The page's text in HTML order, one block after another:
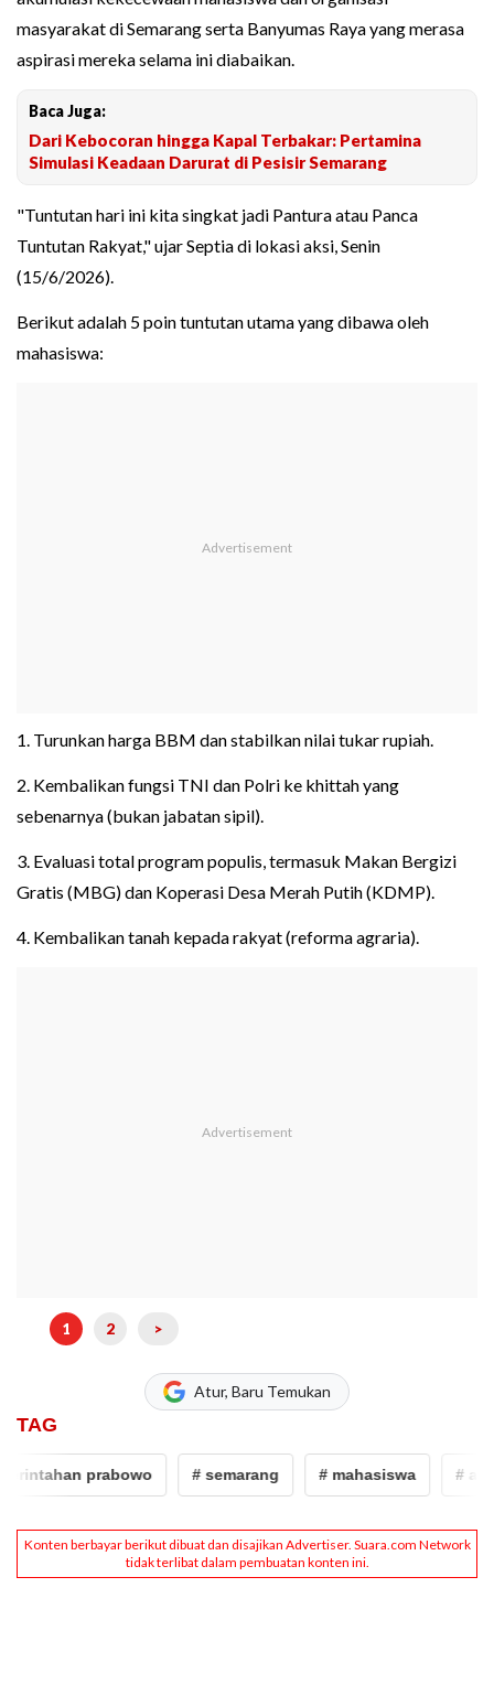
masyarakat di Semarang serta Banyumas Raya yang merasa
aspirasi mereka selama ini diabaikan.
Baca Juga:
Dari Kebocoran hingga Kapal Terbakar: Pertamina
Simulasi Keadaan Darurat di Pesisir Semarang
"Tuntutan hari ini kita singkat jadi Pantura atau Panca
Tuntutan Rakyat," ujar Septia di lokasi aksi, Senin
(15/6/2026).
Berikut adalah 5 poin tuntutan utama yang dibawa oleh
mahasiswa:
1. Turunkan harga BBM dan stabilkan nilai tukar rupiah.
2. Kembalikan fungsi TNI dan Polri ke khittah yang
sebenarnya (bukan jabatan sipil).
3. Evaluasi total program populis, termasuk Makan Bergizi
Gratis (MBG) dan Koperasi Desa Merah Putih (KDMP).
4. Kembalikan tanah kepada rakyat (reforma agraria).
1 2 >
Atur, Baru Temukan
TAG
prabowo # semarang # mahasiswa # aksi